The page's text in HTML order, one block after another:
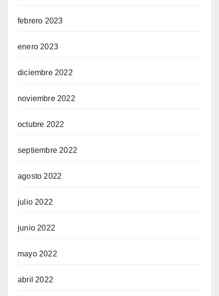
febrero 2023
enero 2023
diciembre 2022
noviembre 2022
octubre 2022
septiembre 2022
agosto 2022
julio 2022
junio 2022
mayo 2022
abril 2022